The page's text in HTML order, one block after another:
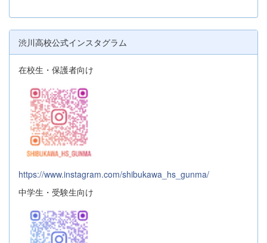
渋川高校公式インスタグラム
在校生・保護者向け
https://www.instagram.com/shibukawa_hs_gunma/
中学生・受験生向け